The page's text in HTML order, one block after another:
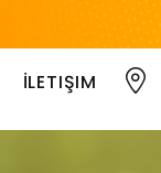
İLETIŞIM